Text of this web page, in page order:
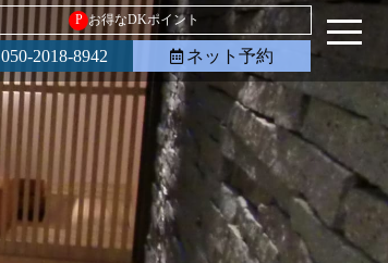
P お得なDKポイント
050-2018-8942 ネット予約